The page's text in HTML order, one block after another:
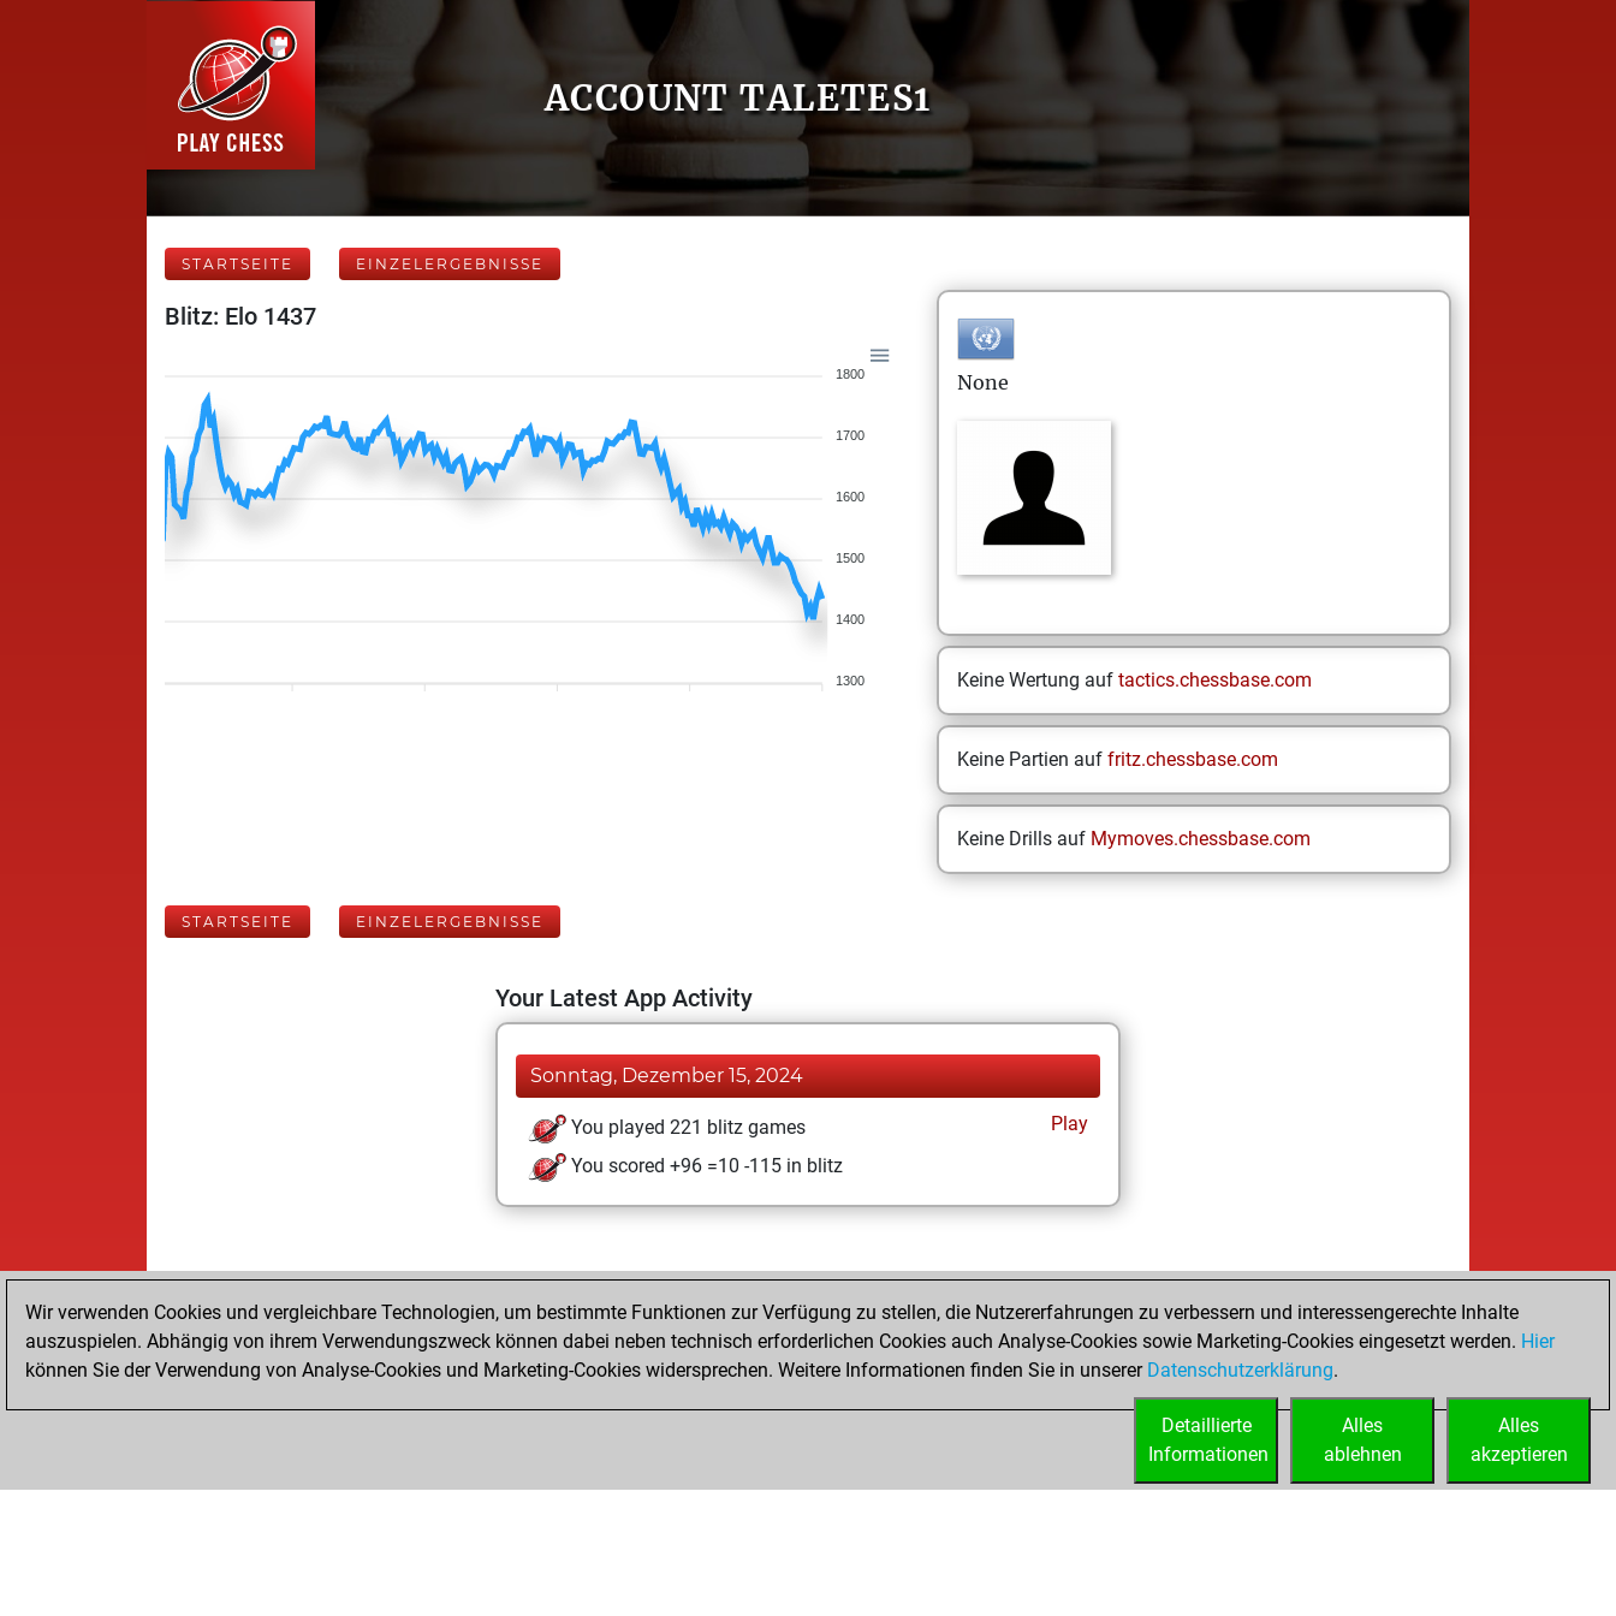
ACCOUNT TALETES1
STARTSEITE EINZELERGEBNISSE
Blitz: Elo 1437
1800
1700
1600
1500
1400
1300
None
Keine Wertung auf tactics.chessbase.com
Keine Partien auf fritz.chessbase.com
Keine Drills auf Mymoves.chessbase.com
STARTSEITE EINZELERGEBNISSE
Your Latest App Activity
Sonntag, Dezember 15, 2024
You played 221 blitz games
Play
You scored +96 =10 -115 in blitz
Wir verwenden Cookies und vergleichbare Technologien, um bestimmte Funktionen zur Verfügung zu stellen, die Nutzererfahrungen zu verbessern und interessengerechte Inhalte
auszuspielen. Abhängig von ihrem Verwendungszweck können dabei neben technisch erforderlichen Cookies auch Analyse-Cookies sowie Marketing-Cookies eingesetzt werden. Hier
können Sie der Verwendung von Analyse-Cookies und Marketing-Cookies widersprechen. Weitere Informationen finden Sie in unserer Datenschutzerklärung.
Alles
akzeptieren
Alles
ablehnen
Detaillierte
Informationen